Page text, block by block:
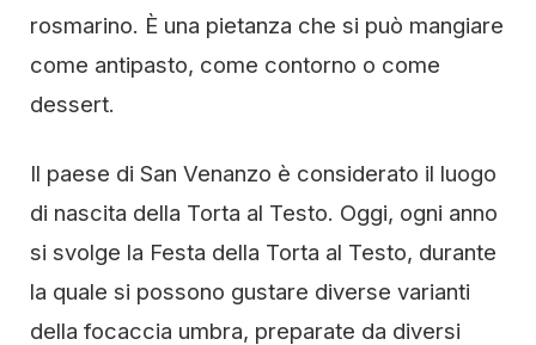
rosmarino. È una pietanza che si può mangiare
come antipasto, come contorno o come
dessert.
Il paese di San Venanzo è considerato il luogo
di nascita della Torta al Testo. Oggi, ogni anno
si svolge la Festa della Torta al Testo, durante
la quale si possono gustare diverse varianti
della focaccia umbra, preparate da diversi